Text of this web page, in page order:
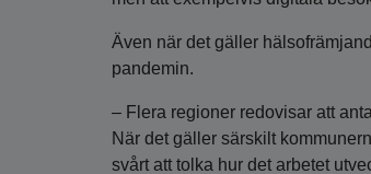
Även när det gäller
pandemin.
– Flera regioner redovisar att
När det gäller särskilt
svårt att tolka hur det arbetet